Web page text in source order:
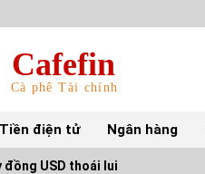
Cafefin
Cà phê Tài chính
Tiền điện tử Ngân hàng
USD thoái lui